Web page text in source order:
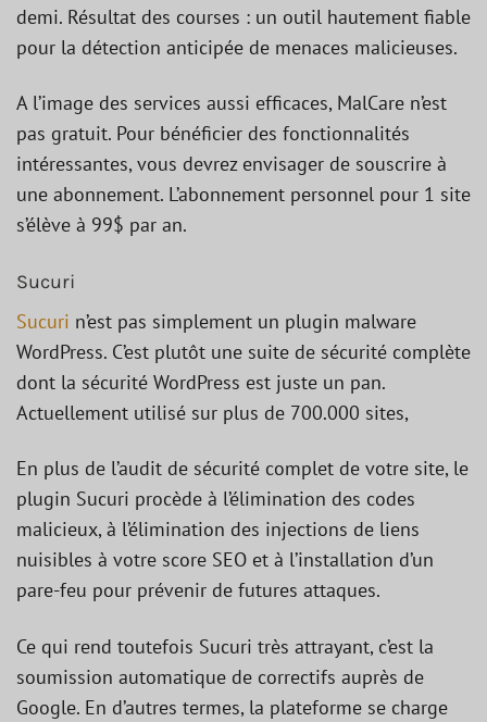
demi. Résultat des courses : un outil hautement fiable
pour la détection anticipée de menaces malicieuses.
A l’image des services aussi efficaces, MalCare n’est
pas gratuit. Pour bénéficier des fonctionnalités
intéressantes, vous devrez envisager de souscrire à
une abonnement. L’abonnement personnel pour 1 site
s’élève à 99$ par an.
Sucuri
Sucuri n’est pas simplement un plugin malware
WordPress. C’est plutôt une suite de sécurité complète
dont la sécurité WordPress est juste un pan.
Actuellement utilisé sur plus de 700.000 sites,
En plus de l’audit de sécurité complet de votre site, le
plugin Sucuri procède à l’élimination des codes
malicieux, à l’élimination des injections de liens
nuisibles à votre score SEO et à l’installation d’un
pare-feu pour prévenir de futures attaques.
Ce qui rend toutefois Sucuri très attrayant, c’est la
soumission automatique de correctifs auprès de
Google. En d’autres termes, la plateforme se charge